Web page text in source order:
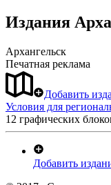
Издания
Архангельск
Печатная реклама
Добавить
Условия для
12 графических
Добавить